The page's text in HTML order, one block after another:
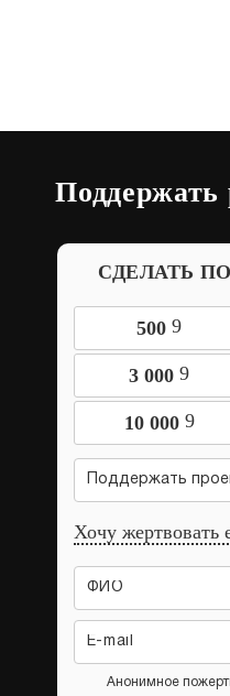
Поддержать
СДЕЛАТЬ
500 9
3 000 9
10 000 9
Поддержать
Хочу жертвовать
Анонимное